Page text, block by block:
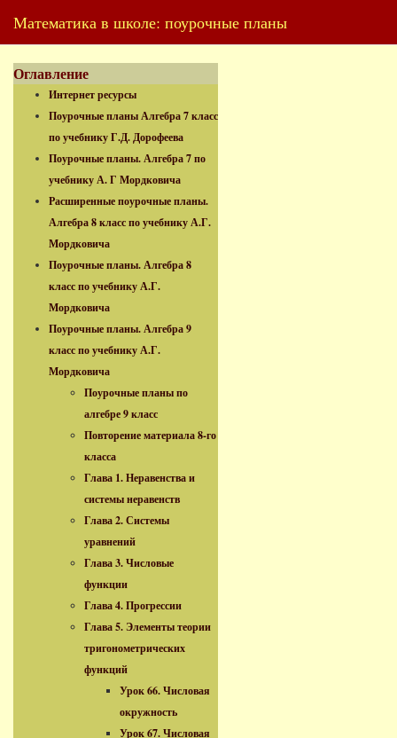
Математика в школе: поурочные планы
Оглавление
Интернет ресурсы
Поурочные планы Алгебра 7 класс
по учебнику Г.Д. Дорофеева
Поурочные планы. Алгебра 7 по
учебнику А. Г Мордковича
Расширенные поурочные планы.
Алгебра 8 класс по учебнику А.Г.
Мордковича
Поурочные планы. Алгебра 8
класс по учебнику А.Г.
Мордковича
Поурочные планы. Алгебра 9
класс по учебнику А.Г.
Мордковича
Поурочные планы по
алгебре 9 класс
Повторение материала 8-го
класса
Глава 1. Неравенства и
системы неравенств
Глава 2. Системы
уравнений
Глава 3. Числовые
функции
Глава 4. Прогрессии
Глава 5. Элементы теории
тригонометрических
функций
Урок 66. Числовая
окружность
Урок 67. Числовая